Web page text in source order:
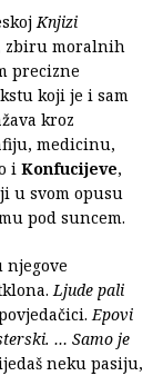
Knjizi
zbiru moralnih
precizne
koji je i sam
kroz
medicinu,
i Konfucijeve,
u svom opusu
pod suncem.
njegove
Ljude pali
Epovi
… Samo je
neku pasiju,